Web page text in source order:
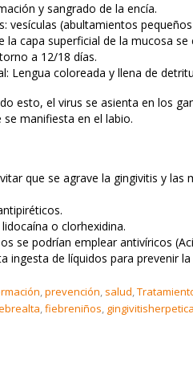
y sangrado de la encía.
vesículas (abultamientos
la capa superficial de la mucosa
a 12/18 días.
Lengua coloreada y llena de
esto, el virus se asienta en los
manifiesta en el labio.
que se agrave la gingivitis y
o clorhexidina.
se podrían emplear antivíricos
ingesta de líquidos para prevenir
prevención salud
fiebreniños